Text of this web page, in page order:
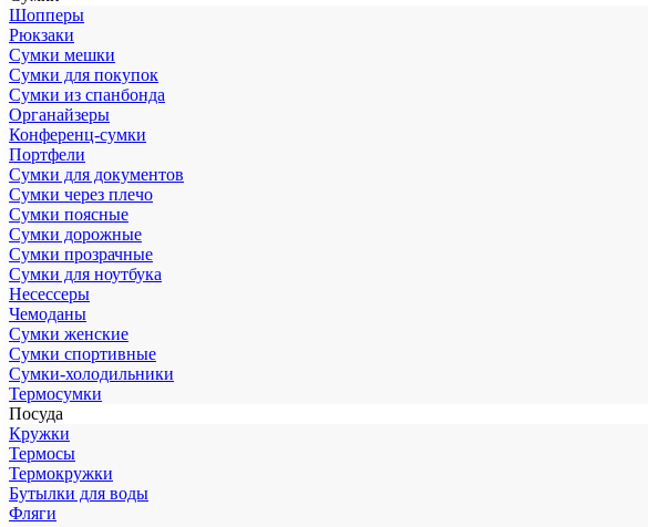
Шопперы
Рюкзаки
Сумки мешки
Сумки для покупок
Сумки из спанбонда
Органайзеры
Конференц-сумки
Портфели
Сумки для документов
Сумки через плечо
Сумки поясные
Сумки дорожные
Сумки прозрачные
Сумки для ноутбука
Несессеры
Чемоданы
Сумки женские
Сумки спортивные
Сумки-холодильники
Термосумки
Посуда
Кружки
Термосы
Термокружки
Бутылки для воды
Фляги